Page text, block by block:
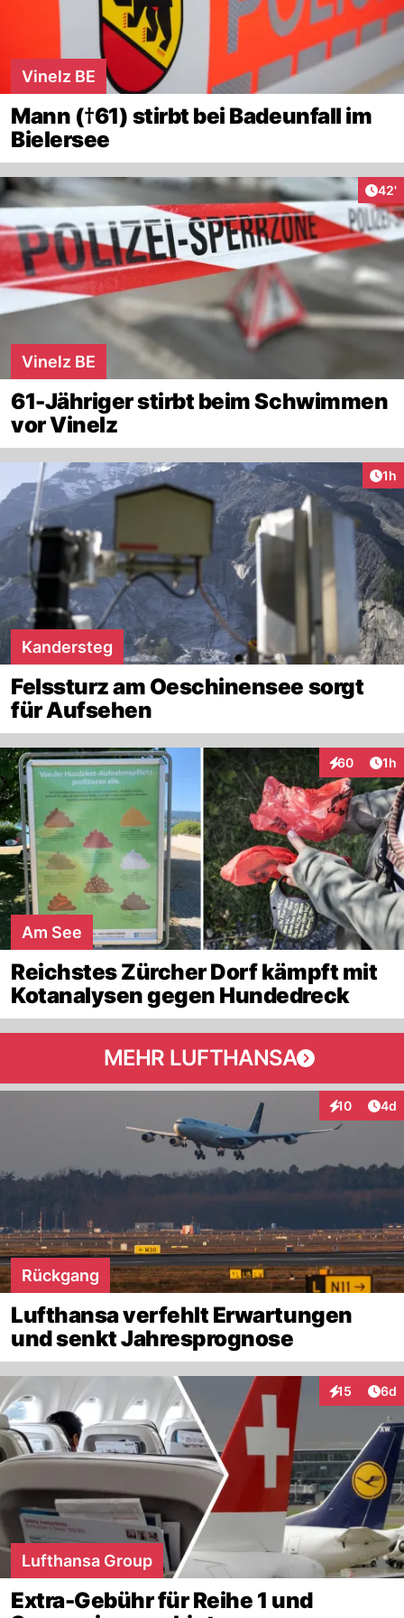
Vinelz BE
Mann (†61) stirbt bei Badeunfall im
Bielersee
42'
Vinelz BE
61-Jähriger stirbt beim Schwimmen
vor Vinelz
1h
Kandersteg
Felssturz am Oeschinensee sorgt
für Aufsehen
60
Interaktionen
1h
Am See
Reichstes Zürcher Dorf kämpft mit
Kotanalysen gegen Hundedreck
MEHR LUFTHANSA
10
Interaktionen
4d
Rückgang
Lufthansa verfehlt Erwartungen
und senkt Jahresprognose
15
Interaktionen
6d
Lufthansa Group
Extra-Gebühr für Reihe 1 und